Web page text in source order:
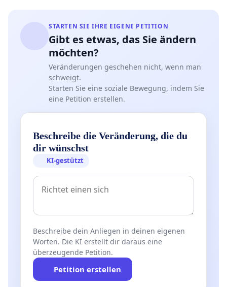
STARTEN SIE IHRE EIGENE PETITION
Gibt es etwas, das Sie ändern
möchten?
Veränderungen geschehen nicht, wenn man
schweigt.
Starten Sie eine soziale Bewegung, indem Sie
eine Petition erstellen.
Beschreibe die Veränderung, die du
dir wünschst
KI-gestützt
Beschreibe dein Anliegen in deinen eigenen
Worten. Die KI erstellt dir daraus eine
überzeugende Petition.
Petition erstellen